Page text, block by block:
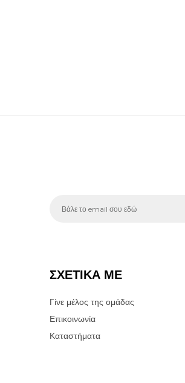
ΣΧΕΤΙΚΑ ΜΕ
Γίνε μέλος της ομάδας
Επικοινωνία
Καταστήματα